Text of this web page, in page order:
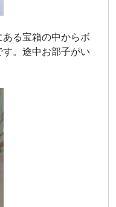
る宝箱の中からボ
。途中お部子がい